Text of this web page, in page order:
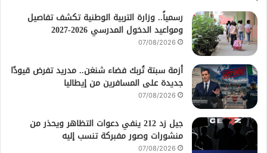
رسمياً.. وزارة التربية الوطنية تكشف تفاصيل
ومواعيد الدخول المدرسي 2026-2027
07/08/2026
أزمة سبتة تُربك فضاء شنغن.. مدريد تفرض قيودًا
جديدة على المسافرين من إيطاليا
07/08/2026
جيل زد 212 ينفي دعوات التظاهر ويحذر من
منشورات وصور مفبركة تنسب إليه
07/08/2026